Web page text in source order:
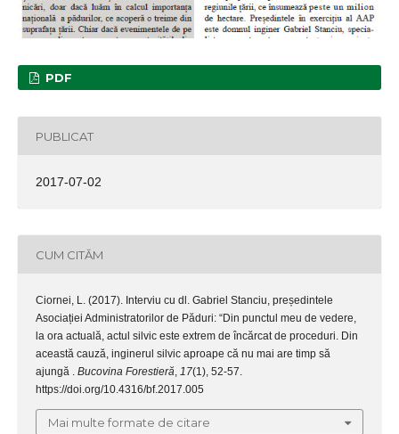
PDF
PUBLICAT
2017-07-02
CUM CITĂM
Ciornei, L. (2017). Interviu cu dl. Gabriel Stanciu, președintele
Asociației Administratorilor de Păduri: “Din punctul meu de vedere,
la ora actuală, actul silvic este extrem de încărcat de proceduri. Din
această cauză, inginerul silvic aproape că nu mai are timp să
ajungă . Bucovina Forestieră, 17(1), 52-57.
https://doi.org/10.4316/bf.2017.005
Mai multe formate de citare